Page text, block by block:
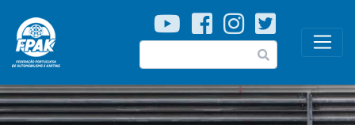
Passar
para
o
Pesquisar